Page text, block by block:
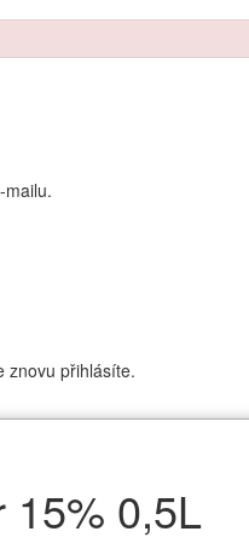
znovu přihlásíte.
15% 0,5L